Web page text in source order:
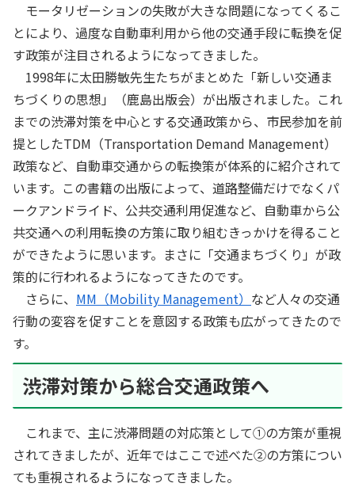
モータリゼーションの失敗が大きな問題になってくるこ
とにより、過度な自動車利用から他の交通手段に転換を促
す政策が注目されるようになってきました。
1998年に太田勝敏先生たちがまとめた「新しい交通ま
ちづくりの思想」（鹿島出版会）が出版されました。これ
までの渋滞対策を中心とする交通政策から、市民参加を前
提としたTDM（Transportation Demand Management）
政策など、自動車交通からの転換策が体系的に紹介されて
います。この書籍の出版によって、道路整備だけでなくパ
ークアンドライド、公共交通利用促進など、自動車から公
共交通への利用転換の方策に取り組むきっかけを得ること
ができたように思います。まさに「交通まちづくり」が政
策的に行われるようになってきたのです。
さらに、 MM（Mobility Management） など人々の交通
行動の変容を促すことを意図する政策も広がってきたので
す。
渋滞対策から総合交通政策へ
これまで、主に渋滞問題の対応策として①の方策が重視
されてきましたが、近年ではここで述べた②の方策につい
ても重視されるようになってきました。